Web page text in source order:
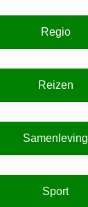
Regio
Reizen
Samenleving
Sport